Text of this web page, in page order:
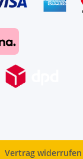
Vertrag widerrufen